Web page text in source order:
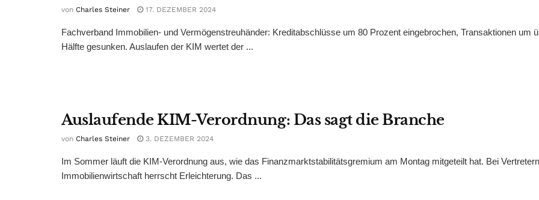
von Charles Steiner 17. DEZEMBER 2024
Fachverband Immobilien- und Vermögenstreuhänder: Kreditabschlüsse um 80 Prozent eingebrochen, Transaktionen um
Hälfte gesunken. Auslaufen der KIM wertet der ...
Auslaufende KIM-Verordnung: Das sagt die Branche
von Charles Steiner 3. DEZEMBER 2024
Im Sommer läuft die KIM-Verordnung aus, wie das Finanzmarktstabilitätsgremium am Montag mitgeteilt hat. Bei
Immobilienwirtschaft herrscht Erleichterung. Das ...